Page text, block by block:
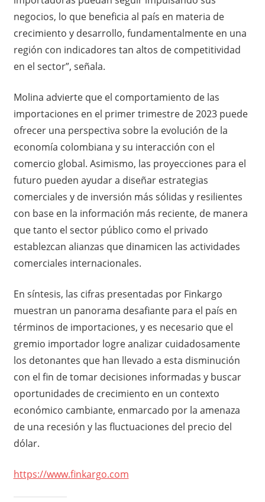
negocios, lo que beneficia al país en materia de
crecimiento y desarrollo, fundamentalmente en una
región con indicadores tan altos de competitividad
en el sector”, señala.
Molina advierte que el comportamiento de las
importaciones en el primer trimestre de 2023 puede
ofrecer una perspectiva sobre la evolución de la
economía colombiana y su interacción con el
comercio global. Asimismo, las proyecciones para el
futuro pueden ayudar a diseñar estrategias
comerciales y de inversión más sólidas y resilientes
con base en la información más reciente, de manera
que tanto el sector público como el privado
establezcan alianzas que dinamicen las actividades
comerciales internacionales.
En síntesis, las cifras presentadas por Finkargo
muestran un panorama desafiante para el país en
términos de importaciones, y es necesario que el
gremio importador logre analizar cuidadosamente
los detonantes que han llevado a esta disminución
con el fin de tomar decisiones informadas y buscar
oportunidades de crecimiento en un contexto
económico cambiante, enmarcado por la amenaza
de una recesión y las fluctuaciones del precio del
dólar.
https://www.finkargo.com